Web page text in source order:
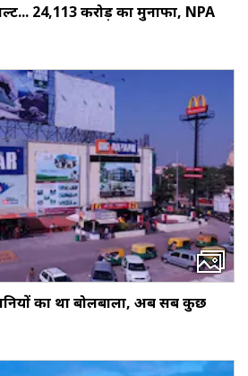
₹24,113 करोड़ का मुनाफा, NPA
का था बोलबाला, अब सब कुछ